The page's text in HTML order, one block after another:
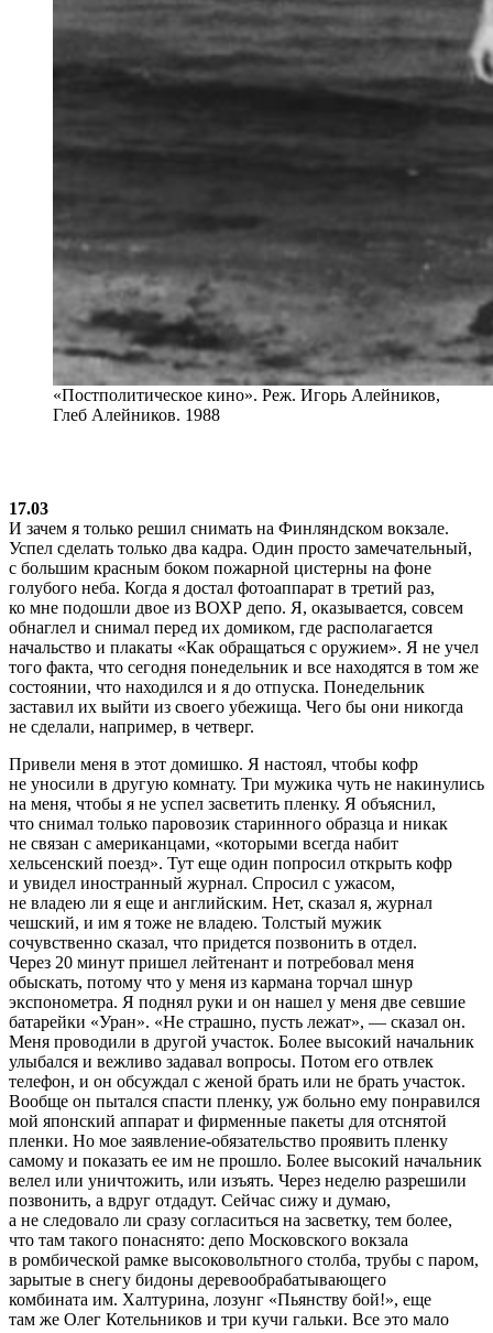
«Постполитическое кино». Реж. Игорь Алейников,
Глеб Алейников. 1988
17.03
И зачем я только решил снимать на Финляндском вокзале.
Успел сделать только два кадра. Один просто замечательный,
с большим красным боком пожарной цистерны на фоне
голубого неба. Когда я достал фотоаппарат в третий раз,
ко мне подошли двое из ВОХР депо. Я, оказывается, совсем
обнаглел и снимал перед их домиком, где располагается
начальство и плакаты «Как обращаться с оружием». Я не учел
того факта, что сегодня понедельник и все находятся в том же
состоянии, что находился и я до отпуска. Понедельник
заставил их выйти из своего убежища. Чего бы они никогда
не сделали, например, в четверг.
Привели меня в этот домишко. Я настоял, чтобы кофр
не уносили в другую комнату. Три мужика чуть не накинулись
на меня, чтобы я не успел засветить пленку. Я объяснил,
что снимал только паровозик старинного образца и никак
не связан с американцами, «которыми всегда набит
хельсенский поезд». Тут еще один попросил открыть кофр
и увидел иностранный журнал. Спросил с ужасом,
не владею ли я еще и английским. Нет, сказал я, журнал
чешский, и им я тоже не владею. Толстый мужик
сочувственно сказал, что придется позвонить в отдел.
Через 20 минут пришел лейтенант и потребовал меня
обыскать, потому что у меня из кармана торчал шнур
экспонометра. Я поднял руки и он нашел у меня две севшие
батарейки «Уран». «Не страшно, пусть лежат», — сказал он.
Меня проводили в другой участок. Более высокий начальник
улыбался и вежливо задавал вопросы. Потом его отвлек
телефон, и он обсуждал с женой брать или не брать участок.
Вообще он пытался спасти пленку, уж больно ему понравился
мой японский аппарат и фирменные пакеты для отснятой
пленки. Но мое заявление-обязательство проявить пленку
самому и показать ее им не прошло. Более высокий начальник
велел или уничтожить, или изъять. Через неделю разрешили
позвонить, а вдруг отдадут. Сейчас сижу и думаю,
а не следовало ли сразу согласиться на засветку, тем более,
что там такого понаснято: депо Московского вокзала
в ромбической рамке высоковольтного столба, трубы с паром,
зарытые в снегу бидоны деревообрабатывающего
комбината им. Халтурина, лозунг «Пьянству бой!», еще
там же Олег Котельников и три кучи гальки. Все это мало